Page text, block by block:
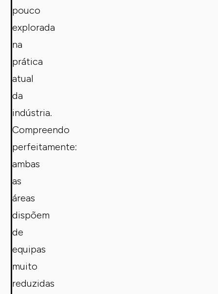
pouco
explorada
na
prática
atual
da
indústria.
Compreendo
perfeitamente:
ambas
as
áreas
dispõem
de
equipas
muito
reduzidas